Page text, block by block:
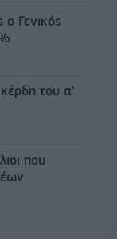
ο Γενικός
του α'
που